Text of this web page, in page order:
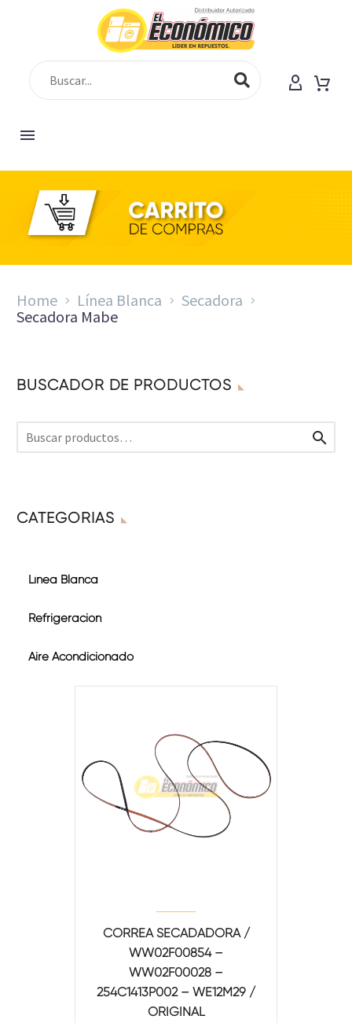
SHOP
Home Línea Blanca
Secadora
Secadora Mabe
CORREA SECADADORA /
WW02F00854 –
WW02F00028 –
254C1413P002 – WE12M29 /
ORIGINAL
BUSCADOR DE PRODUCTOS

CATEGORÍAS
Línea Blanca
Refrigeración
Aire Acondicionado